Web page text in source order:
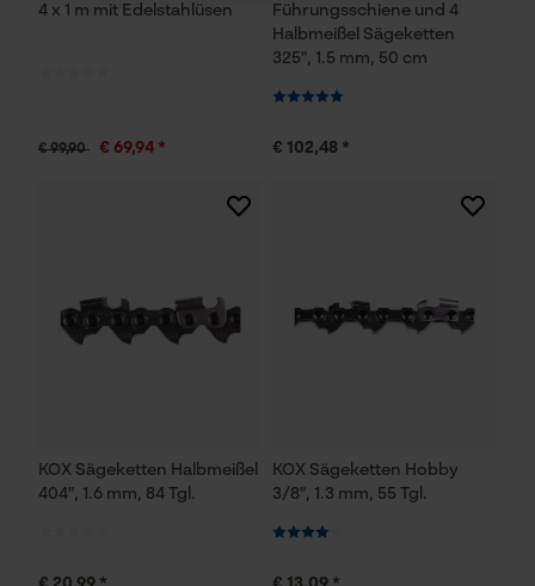
4 x 1 m mit Edelstahlüsen
€ 99,90 € 69,94 *
Führungsschiene und 4
Halbmeißel Sägeketten
325", 1.5 mm, 50 cm
€ 102,48 *
KOX Sägeketten Halbmeißel
404", 1.6 mm, 84 Tgl.
KOX Sägeketten Hobby
3/8", 1.3 mm, 55 Tgl.
Notwendige Cookies
Session ID
Speichern der Auswahl zur
Datenverarbeitung
Statistik Cookies